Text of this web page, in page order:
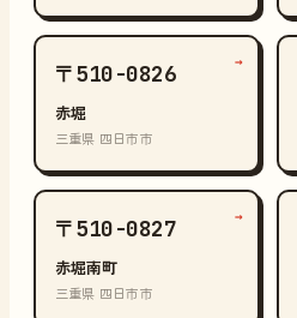
〒510-0826
赤堀
三重県 四日市市
→
〒510-0827
赤堀南町
三重県 四日市市
→